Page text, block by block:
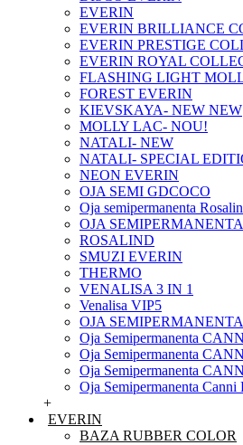
EVERIN
EVERIN BRILLIANCE
EVERIN PRESTIGE
EVERIN ROYAL
FLASHING LIGHT
FOREST EVERIN
KIEVSKAYA- NEW NEW
MOLLY LAC- NOU!
NATALI- NEW
NATALI- SPECIAL
NEON EVERIN
OJA SEMI GDCOCO
Oja semipermanenta
OJA
ROSALIND
SMUZI EVERIN
THERMO
VENALISA 3 IN 1
Venalisa VIP5
OJA
Oja Semipermanenta
Oja Semipermanenta
Oja Semipermanenta
Oja Semipermanenta
+
EVERIN
BAZA RUBBER COLOR